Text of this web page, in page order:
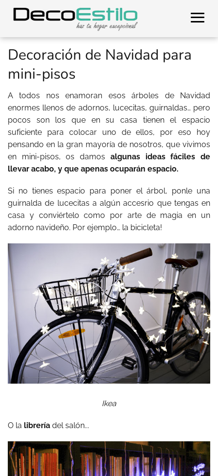
Decoración de Navidad para
mini-pisos
A todos nos enamoran esos árboles de Navidad
enormes llenos de adornos, lucecitas, guirnaldas… pero
pocos son los que en su casa tienen el espacio
suficiente para colocar uno de ellos, por eso hoy
pensando en la gran mayoría de nosotros, que vivimos
en mini-pisos, os damos algunas ideas fáciles de
llevar acabo, y que apenas ocuparán espacio.
Si no tienes espacio para poner el árbol, ponle una
guirnalda de lucecitas a algún accesrio que tengas en
casa y conviértelo como por arte de magia en un
adorno navideño. Por ejemplo… la bicicleta!
Ikea
O la librería del salón...